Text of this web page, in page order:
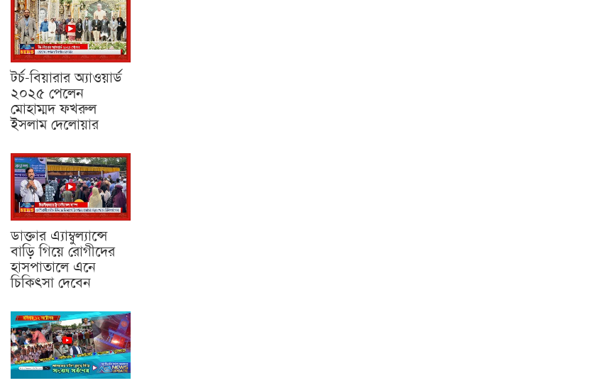
টর্চ-বিয়ারার অ্যাওয়ার্ড
২০২৫ পেলেন
মোহাম্মদ ফখরুল
ইসলাম দেলোয়ার
ডাক্তার এ্যাম্বুল্যান্সে
বাড়ি গিয়ে রোগীদের
হাসপাতালে এনে
চিকিৎসা দেবেন